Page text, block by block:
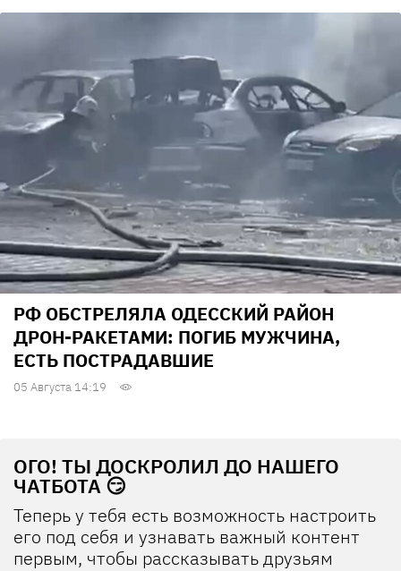
РФ ОБСТРЕЛЯЛА ОДЕССКИЙ РАЙОН
ДРОН-РАКЕТАМИ: ПОГИБ МУЖЧИНА,
ЕСТЬ ПОСТРАДАВШИЕ
05 Августа 14:19
ОГО! ТЫ ДОСКРОЛИЛ ДО НАШЕГО
ЧАТБОТА 😏
Теперь у тебя есть возможность настроить
его под себя и узнавать важный контент
первым, чтобы рассказывать друзьям